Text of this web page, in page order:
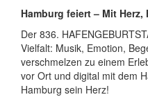
Hamburg feiert – Mit
Der 836.
Vielfalt: Musik, Emotion,
verschmelzen zu einem
vor Ort und digital mit dem
Hamburg sein Herz!